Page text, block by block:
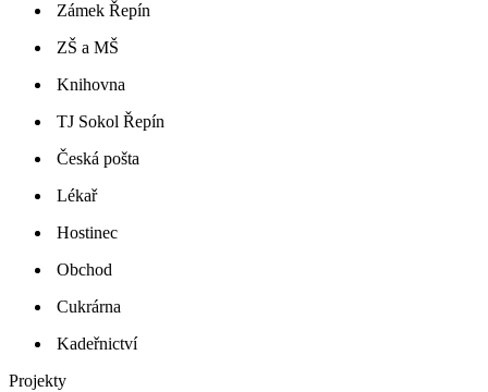
Zámek Řepín
ZŠ a MŠ
Knihovna
TJ Sokol Řepín
Česká pošta
Lékař
Hostinec
Obchod
Cukrárna
Kadeřnictví
Projekty